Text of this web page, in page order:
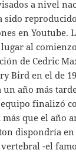
a nivel
sido
en Youtube.
al
de Cedric
Bird en el de
año más
finalizó
que el año
dispondría en
-el